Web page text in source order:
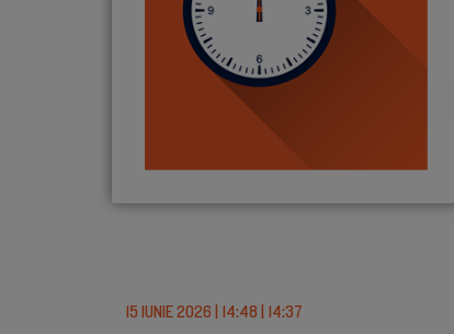
15 IUNIE 2026 14:48 14:37